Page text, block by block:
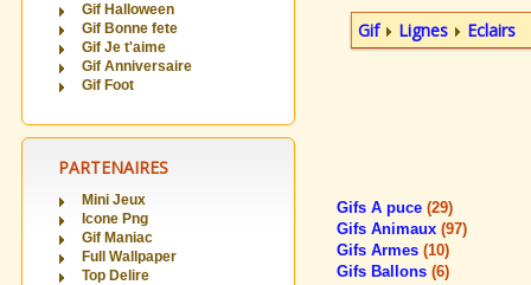
Gif Halloween
Gif Bonne fete
Gif Je t'aime
Gif Anniversaire
Gif Foot
PARTENAIRES
Mini Jeux
Icone Png
Gif Maniac
Full Wallpaper
Top Delire
Gif Lignes Eclairs
Gifs A puce (29)
Gifs Animaux (97)
Gifs Armes (10)
Gifs Ballons (6)